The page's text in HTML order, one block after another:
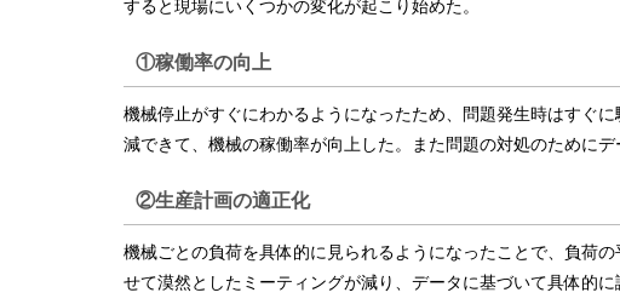
すると現場にいくつかの変化が起こり始めた。
①稼働率の向上
機械停止がすぐにわかるようになったため、問題発生時はすぐ
減できて、機械の稼働率が向上した。また問題の対処のために
②生産計画の適正化
機械ごとの負荷を具体的に見られるようになったことで、負荷
せて漠然としたミーティングが減り、データに基づいて具体的に